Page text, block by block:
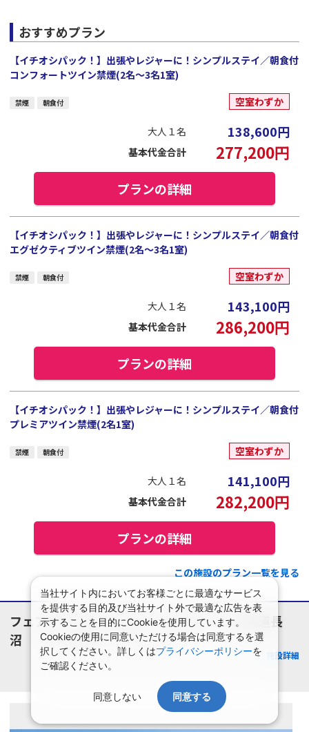
おすすめプラン
【イチオシパック！】出張やレジャーに！シンプルステイ／朝食付
コンフォートツイン禁煙(2名～3名1室)
禁煙 朝食付 空室わずか
大人１名 138,600円
基本代金合計 277,200円
プランの詳細
【イチオシパック！】出張やレジャーに！シンプルステイ／朝食付
エグゼクティブツイン禁煙(2名～3名1室)
禁煙 朝食付 空室わずか
大人１名 143,100円
基本代金合計 286,200円
プランの詳細
【イチオシパック！】出張やレジャーに！シンプルステイ／朝食付
プレミアツイン禁煙(2名1室)
禁煙 朝食付 空室わずか
大人１名 141,100円
基本代金合計 282,200円
プランの詳細
この施設のプラン一覧を見る
フェアフィールド・バイ・マリオット・北海道長
沼
北海道/洞爺湖・登別・苫小牧・千歳
施設詳細
当社サイト内においてお客様ごとに最適なサービス
を提供する目的及び当社サイト外で最適な広告を表
示することを目的にCookieを使用しています。
Cookieの使用に同意いただける場合は同意するを選
択してください。詳しくはプライバシーポリシーを
ご確認ください。
同意しない 同意する